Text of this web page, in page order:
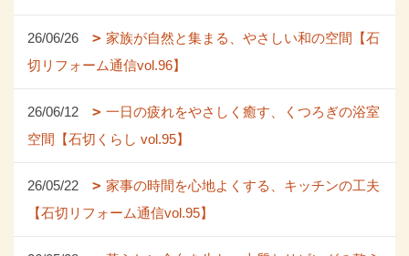
26/06/26
家族が自然と集まる、やさしい和の空間【石
切リフォーム通信vol.96】
26/06/12
一日の疲れをやさしく癒す、くつろぎの浴室
空間【石切くらし vol.95】
26/05/22
家事の時間を心地よくする、キッチンの工夫
【石切リフォーム通信vol.95】